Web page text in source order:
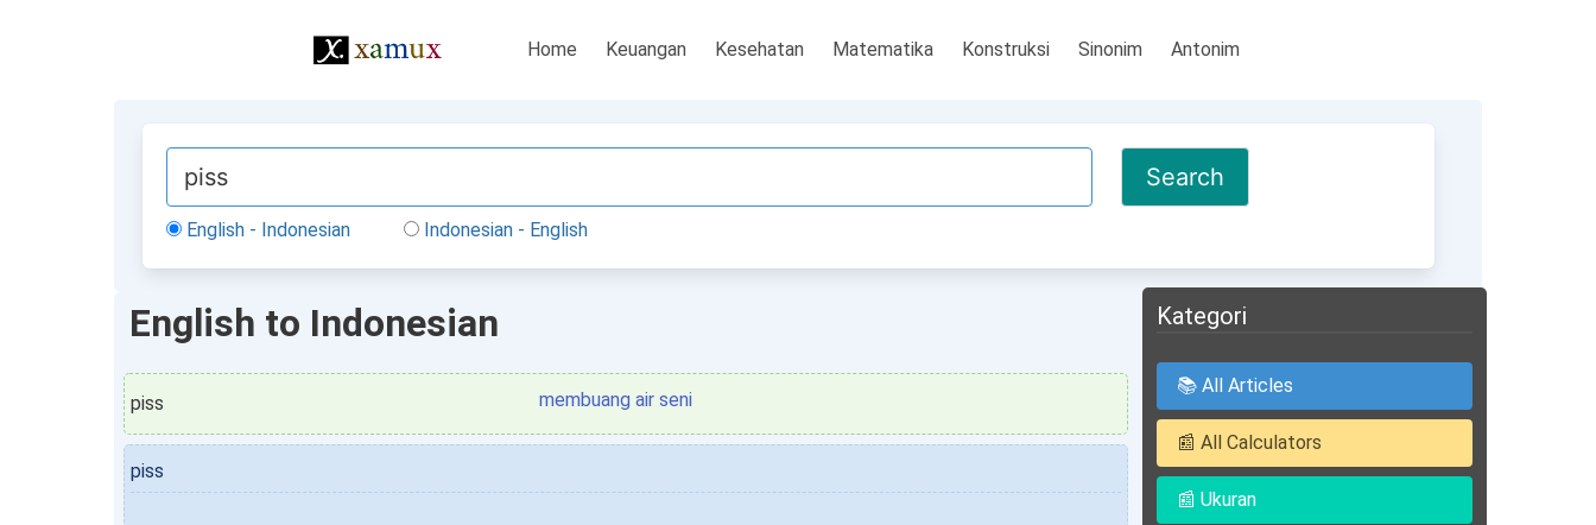
Home Keuangan Kesehatan Matematika Konstruksi Sinonim Antonim
English - Indonesian Indonesian - English
English to Indonesian
piss membuang air seni
piss
Kategori
📚 All Articles
📰 All Calculators
📰 Ukuran